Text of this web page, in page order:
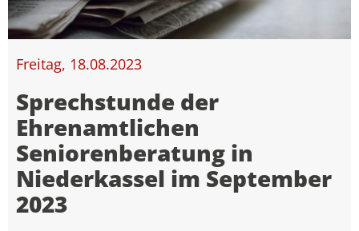
Freitag, 18.08.2023
Sprechstunde der
Ehrenamtlichen
Seniorenberatung in
Niederkassel im September
2023